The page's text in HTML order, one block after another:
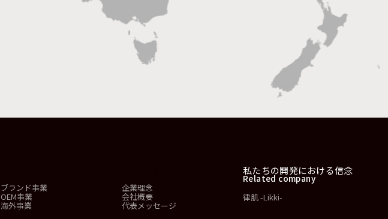
ブランド事業
OEM事業
海外事業
企業理念
会社概要
代表メッセージ
私たちの開発における信念
Related company
律肌 -Likki-